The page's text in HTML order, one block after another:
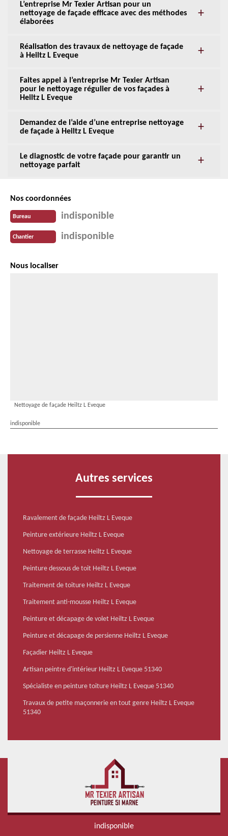
L’entreprise Mr Texier Artisan pour un
nettoyage de façade efficace avec des méthodes
élaborées
Réalisation des travaux de nettoyage de façade
à Heiltz L Eveque
Faites appel à l’entreprise Mr Texier Artisan
pour le nettoyage régulier de vos façades à
Heiltz L Eveque
Demandez de l’aide d’une entreprise nettoyage
de façade à Heiltz L Eveque
Le diagnostic de votre façade pour garantir un
nettoyage parfait
Nos coordonnées
Bureau indisponible
Chantier indisponible
Nous localiser
Nettoyage de façade Heiltz L Eveque
indisponible
Autres services
Ravalement de façade Heiltz L Eveque
Peinture extérieure Heiltz L Eveque
Nettoyage de terrasse Heiltz L Eveque
Peinture dessous de toit Heiltz L Eveque
Traitement de toiture Heiltz L Eveque
Traitement anti-mousse Heiltz L Eveque
Peinture et décapage de volet Heiltz L Eveque
Peinture et décapage de persienne Heiltz L Eveque
Façadier Heiltz L Eveque
Artisan peintre d'intérieur Heiltz L Eveque 51340
Spécialiste en peinture toiture Heiltz L Eveque 51340
Travaux de petite maçonnerie en tout genre Heiltz L Eveque
51340
indisponible